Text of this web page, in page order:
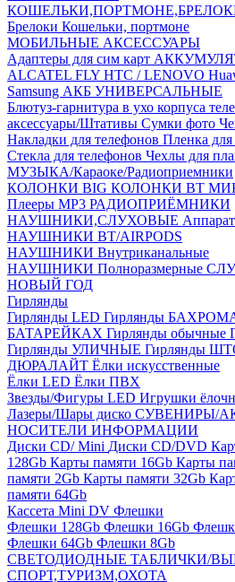
Брелоки Кошельки, портмоне
МОБИЛЬНЫЕ АКСЕССУАРЫ
Адаптеры для сим карт
ALCATEL FLY HTC / LENOVO
Samsung АКБ УНИВЕРСАЛЬНЫЕ
Блютуз-гарнитура в ухо корпуса
аксессуары/Штативы Сумки фото
Накладки для телефонов Пленка
Стекла для телефонов Чехлы для
МУЗЫКА/Караоке/Радиоприемники
КОЛОНКИ BIG КОЛОНКИ BT
Плееры MP3 РАДИОПРИЁМНИКИ
НАУШНИКИ,СЛУХОВЫЕ
НАУШНИКИ BT/AIRPODS
НАУШНИКИ Внутриканальные
НАУШНИКИ Полноразмерные
НОВЫЙ ГОД
Гирлянды
Гирлянды LED Гирлянды
БАТАРЕЙКАХ Гирлянды обычные
Гирлянды УЛИЧНЫЕ Гирлянды
ДЮРАЛАЙТ Ёлки искусственные
Ёлки LED Ёлки ПВХ
Звезды/Фигуры LED Игрушки
Лазеры/Шары диско СУВЕНИРЫ/
НОСИТЕЛИ ИНФОРМАЦИИ
Диски CD/ Mini Диски CD/DVD
128Gb Карты памяти 16Gb Карты
памяти 2Gb Карты памяти 32Gb
памяти 64Gb
Кассета Mini DV Флешки
Флешки 128Gb Флешки 16Gb
Флешки 64Gb Флешки 8Gb
СВЕТОДИОДНЫЕ ТАБЛИЧКИ/
СПОРТ,ТУРИЗМ,ОХОТА